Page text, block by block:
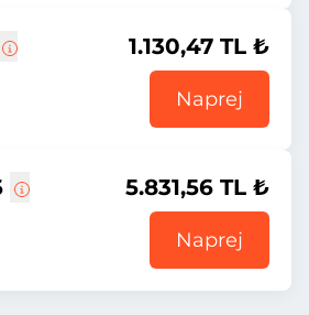
1.130,47 TL ₺
Naprej
5.831,56 TL ₺
Naprej